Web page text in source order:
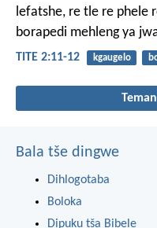
lefatshe, re tle re phele
borapedi mehleng ya
TITE 2:11-12 kgaugelo
Bala tše dingwe
Dihlogotaba
Boloka
Dipuku tša Bibele